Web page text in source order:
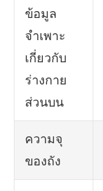
ข้อมูล
จำเพาะ
เกี่ยวกับ
ร่างกาย
ส่วนบน
ความจุ
ของถัง